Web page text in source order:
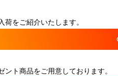
をご紹介いたします。
ト商品をご用意しております。